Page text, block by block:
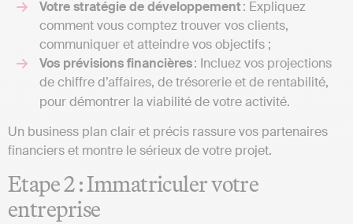
Votre stratégie de développement: Expliquez
comment vous comptez trouver vos clients,
communiquer et atteindre vos objectifs ;
Vos prévisions financières: Incluez vos projections
de chiffre d’affaires, de trésorerie et de rentabilité,
pour démontrer la viabilité de votre activité.
Un business plan clair et précis rassure vos partenaires
financiers et montre le sérieux de votre projet.
Etape 2 : Immatriculer votre
entreprise